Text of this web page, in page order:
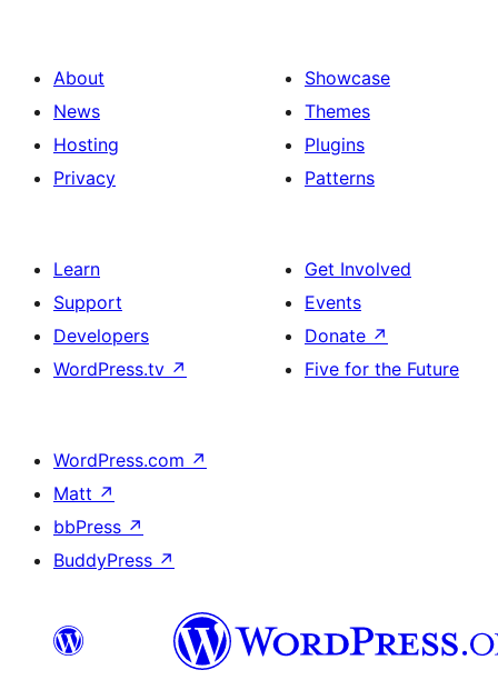
About
News
Hosting
Privacy
Showcase
Themes
Plugins
Patterns
Learn
Support
Developers
WordPress.tv ↗
Get Involved
Events
Donate ↗
Five for the Future
WordPress.com ↗
Matt ↗
bbPress ↗
BuddyPress ↗